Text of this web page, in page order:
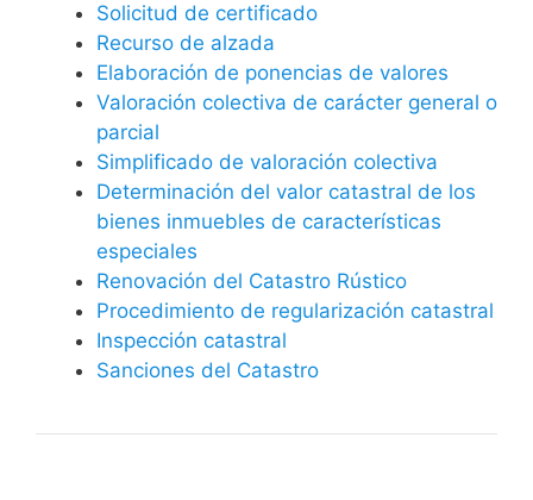
Solicitud de certificado
Recurso de alzada
Elaboración de ponencias de valores
Valoración colectiva de carácter general o
parcial
Simplificado de valoración colectiva
Determinación del valor catastral de los
bienes inmuebles de características
especiales
Renovación del Catastro Rústico
Procedimiento de regularización catastral
Inspección catastral
Sanciones del Catastro